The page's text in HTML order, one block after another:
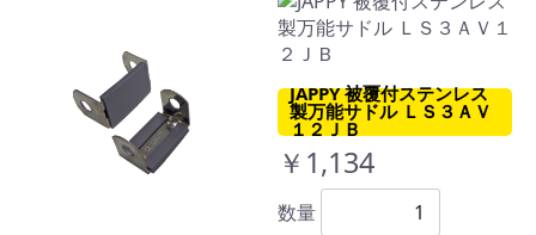
JAPPY 被覆付ステンレス
製万能サドル ＬＳ３ＡＶ
１２ＪＢ
￥1,134
数量